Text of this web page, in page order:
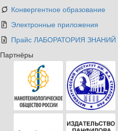
Конвергентное образование
Электронные приложения
Прайс ЛАБОРАТОРИЯ ЗНАНИЙ
Партнёры